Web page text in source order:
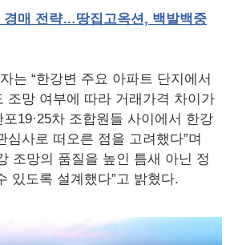
경매 전략…땅집고옥션, 백발백중
는 “한강변 주요 아파트 단지에서
조망 여부에 따라 거래가격 차이가
19·25차 조합원들 사이에서 한강
심사로 떠오른 점을 고려했다”며
조망의 품질을 높인 틈새 아닌 정
있도록 설계했다”고 밝혔다.